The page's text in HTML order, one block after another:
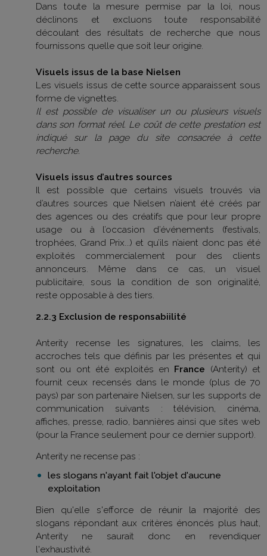
Dans toute la mesure permise par la loi, nous
déclinons et excluons toute responsabilité
découlant des résultats de recherche que nous
fournissons quelle que soit leur origine.
Visuels issus de la base Nielsen
Les visuels issus de cette source apparaissent sous
forme de vignettes.
Il est possible de visualiser un ou plusieurs visuels
dans son format réel. Le coût de cette prestation est
indiqué sur la page du site consacrée à cette
recherche.
Visuels issus d’autres sources
Il est possible que certains visuels trouvés via
d’autres sources que Nielsen n’aient été créés par
des agences ou des créatifs que pour leur propre
usage ou à l’occasion d’événements (festivals,
trophées, Grand Prix...) et qu’ils n’aient donc pas été
exploités commercialement pour des clients
annonceurs. Même dans ce cas, un visuel
publicitaire, sous la condition de son originalité,
reste opposable à des tiers.
2.2.3 Exclusion de responsabiilité
Anterity recense les signatures, les claims, les
accroches tels que définis par les présentes et qui
sont ou ont été exploités en France (Anterity) et
fournit ceux recensés dans le monde (plus de 70
pays) par son partenaire Nielsen, sur les supports de
communication suivants : télévision, cinéma,
affiches, presse, radio, bannières ainsi que sites web
(pour la France seulement pour ce dernier support).
Anterity ne recense pas :
les slogans n'ayant fait l'objet d'aucune
exploitation
Bien qu'elle s'efforce de réunir la majorité des
slogans répondant aux critères énoncés plus haut,
Anterity ne saurait donc en revendiquer
l'exhaustivité.